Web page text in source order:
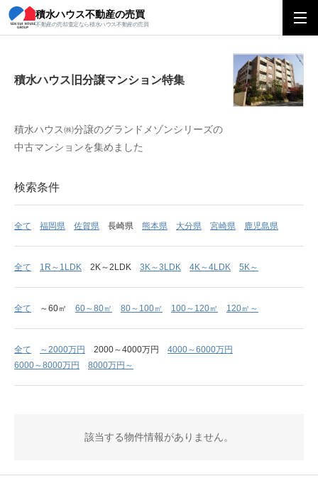
積水ハウス不動産の売買
不動産の売却査定なら積水ハウス不動産の売買
積水ハウス旧分譲マンション特集
積水ハウス旧分譲マンション特集
積水ハウス㈱分譲のグランドメゾンシリーズの
中古マンションを集めました
検索条件
全て 福岡県 佐賀県 長崎県 熊本県 大分県 宮崎県 鹿児島県
全て 1R～1LDK 2K～2LDK 3K～3LDK 4K～4LDK 5K～
全て ～60㎡ 60～80㎡ 80～100㎡ 100～120㎡ 120㎡～
全て ～2000万円 2000～4000万円
4000～6000万円
6000～8000万円
8000万円～
該当する物件情報がありません。